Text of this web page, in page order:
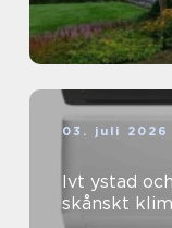
03. juli 2026
Ivt ystad
skånskt